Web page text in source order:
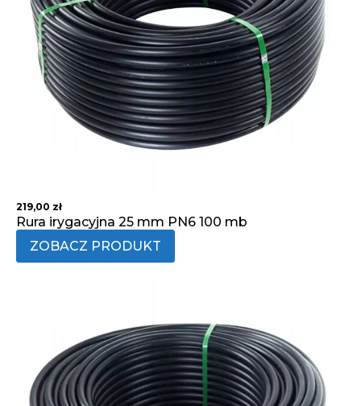
219,00 zł
Rura irygacyjna 25 mm PN6 100 mb
ZOBACZ PRODUKT